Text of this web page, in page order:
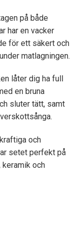
på både
har en vacker
för ett säkert och
matlagningen.
låter dig ha full
en bruna
sluter tätt, samt
och
setet perfekt på
keramik och